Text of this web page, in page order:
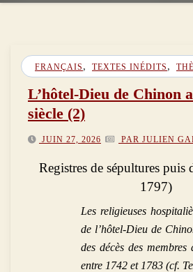
FRANÇAIS , TEXTES INÉDITS ,
L’hôtel-Dieu de Chinon
siècle (2)
JUIN 27, 2026 PAR JULIEN
Registres de sépultures puis
1797)
Les religieuses
de l’hôtel-Dieu de
des décès des
entre 1742 et 1783 (cf.